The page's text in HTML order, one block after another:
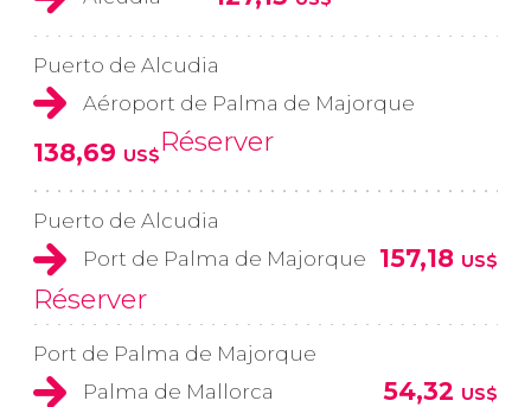
Puerto de Alcudia
Aéroport de Palma de Majorque
138,69 US$Réserver
Puerto de Alcudia
Port de Palma de Majorque
157,18 US$
Réserver
Port de Palma de Majorque
Palma de Mallorca
54,32 US$